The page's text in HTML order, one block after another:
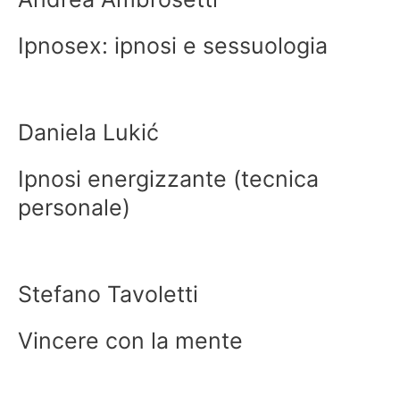
Ipnosex: ipnosi e sessuologia
Daniela Lukić
Ipnosi energizzante (tecnica
personale)
Stefano Tavoletti
Vincere con la mente